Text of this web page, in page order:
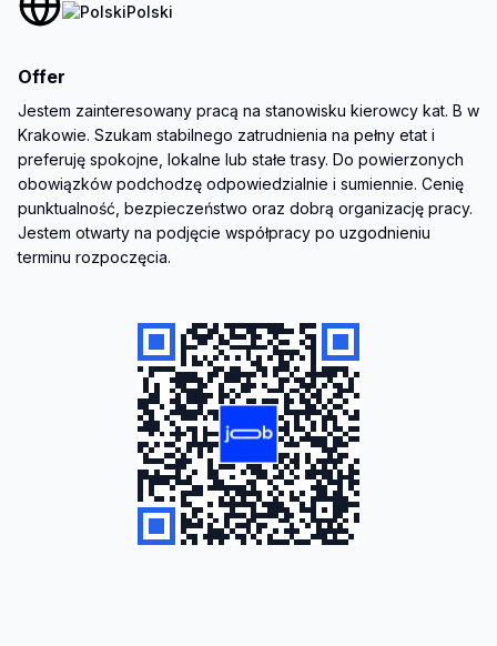
Polski
Offer
Jestem zainteresowany pracą na stanowisku kierowcy kat. B w
Krakowie. Szukam stabilnego zatrudnienia na pełny etat i
preferuję spokojne, lokalne lub stałe trasy. Do powierzonych
obowiązków podchodzę odpowiedzialnie i sumiennie. Cenię
punktualność, bezpieczeństwo oraz dobrą organizację pracy.
Jestem otwarty na podjęcie współpracy po uzgodnieniu
terminu rozpoczęcia.